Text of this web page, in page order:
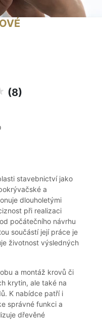
(8)
stavebnictví jako
a
dlouholetými
při realizaci
počátečního návrhu
součástí její práce je
životnost výsledných
a montáž krovů či
krytin, ale také na
K nabídce patří i
správné funkci a
dřevěné